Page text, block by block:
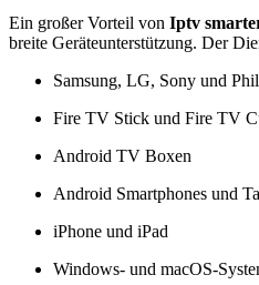
Ein großer Vorteil von Iptv
breite Geräteunterstützung. Der
Samsung, LG, Sony und
Fire TV Stick und Fire TV
Android TV Boxen
Android Smartphones und
iPhone und iPad
Windows- und macOS-